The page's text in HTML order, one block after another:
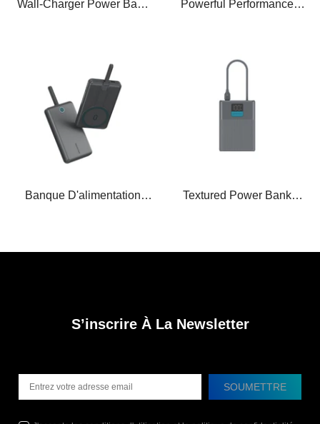
Wall-Charger Power Bank
Powerful Performance
Banque D'alimentation
Textured Power Bank
S’inscrire À La Newsletter
SOUMETTRE